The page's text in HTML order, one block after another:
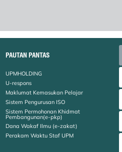
PAUTAN PANTAS
UPMHOLDING
U-respons
Maklumat Kemasukan Pelajar
Sistem Pengurusan ISO
Sistem Permohonan Khidmat
Pembangunan(e-pkp)
Dana Wakaf Ilmu (e-zakat)
Perakam Waktu Staf UPM